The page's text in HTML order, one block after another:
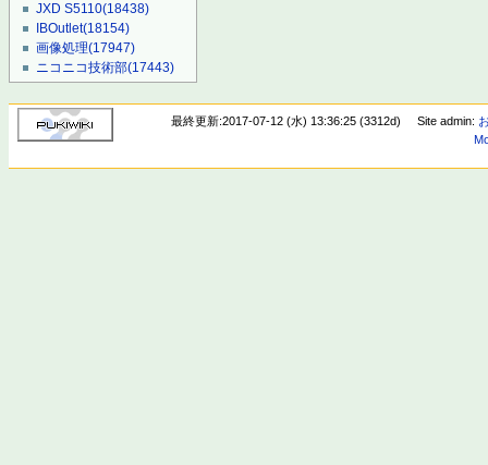
JXD S5110(18438)
IBOutlet(18154)
画像処理(17947)
ニコニコ技術部(17443)
最終更新:2017-07-12 (水) 13:36:25 (3312d) Site admin: